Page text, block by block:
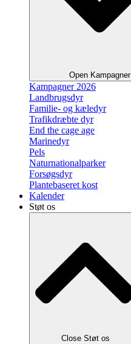
Open Kampagner
Kampagner 2026
Landbrugsdyr
Familie- og kæledyr
Trafikdræbte dyr
End the cage age
Marinedyr
Pels
Naturnationalparker
Forsøgsdyr
Plantebaseret kost
Kalender
Støt os
Close Støt os